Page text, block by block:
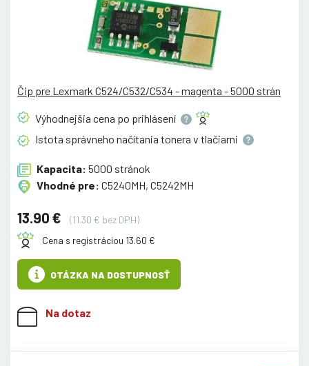
Čip pre Lexmark C524/C532/C534 - magenta - 5000 strán
Výhodnejšia cena po prihlásení
Istota správneho načítania tonera v tlačiarni
Kapacita: 5000 stránok
Vhodné pre: C5240MH, C5242MH
13.90 €
(11.30 € bez DPH)
Cena s registráciou 13.60 €
OTÁZKA NA DOSTUPNOSŤ
Na dotaz